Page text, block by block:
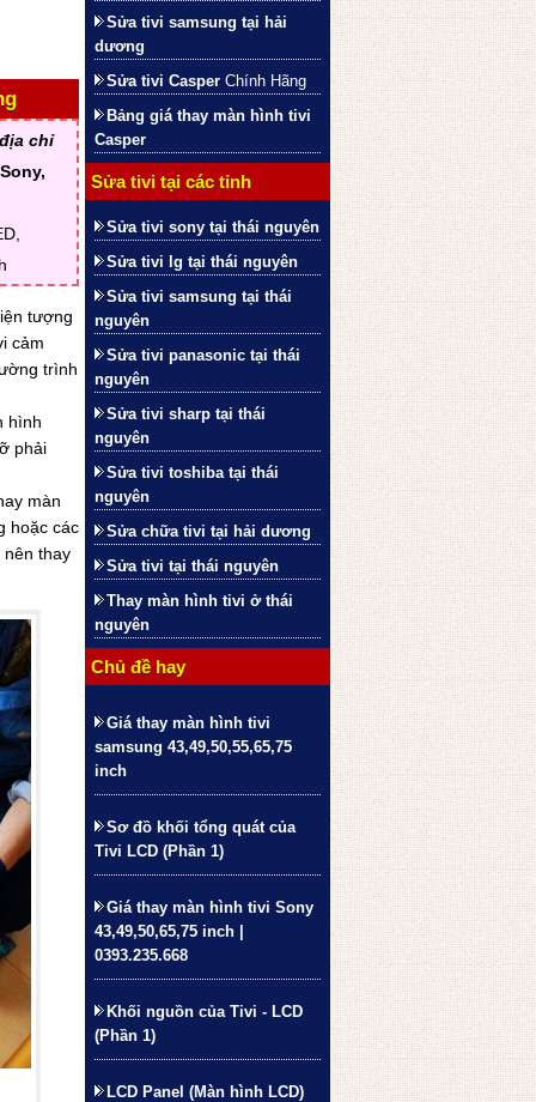
địa chỉ
tượng
cảm
trình
hình
phải
màn
hoặc các
nên thay
Sửa tivi samsung tại hải
dương
Sửa tivi Casper Chính Hãng
Bảng giá thay màn hình tivi
Casper
Sửa tivi tại các tỉnh
Sửa tivi sony tại thái nguyên
Sửa tivi lg tại thái nguyên
Sửa tivi samsung tại thái
nguyên
Sửa tivi panasonic tại thái
nguyên
Sửa tivi sharp tại thái
nguyên
Sửa tivi toshiba tại thái
nguyên
Sửa chữa tivi tại hải dương
Sửa tivi tại thái nguyên
Thay màn hình tivi ở thái
nguyên
Chủ đề hay
Giá thay màn hình tivi
samsung 43,49,50,55,65,75
inch
Sơ đồ khối tổng quát của
Tivi LCD (Phần 1)
Giá thay màn hình tivi Sony
43,49,50,65,75 inch |
0393.235.668
Khối nguồn của Tivi - LCD
(Phần 1)
LCD Panel (Màn hình LCD)